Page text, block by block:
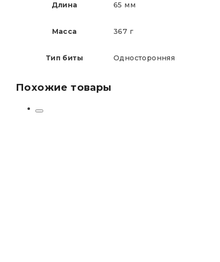
Длина 65 мм
Масса 367 г
Тип биты Односторонняя
Похожие товары